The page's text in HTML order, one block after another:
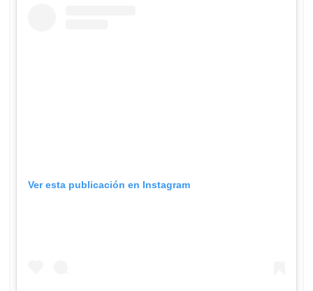
Ver esta publicación en Instagram